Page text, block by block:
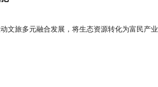
文旅多元融合发展，将生态资源转化为富民产